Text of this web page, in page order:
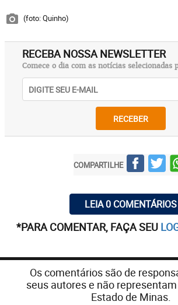
(foto: Quinho)
RECEBA NOSSA NEWSLETTER
Comece o dia com as notícias selecionadas
RECEBER
COMPARTILHE
LEIA 0 COMENTÁRIOS
*PARA COMENTAR, FAÇA SEU
Os comentários são de
seus autores e não
Estado de Minas.